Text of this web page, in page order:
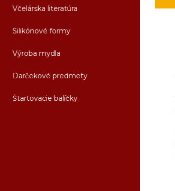
Včelárska literatúra
Silikónové formy
Výroba mydla
Darčekové predmety
Štartovacie balíčky